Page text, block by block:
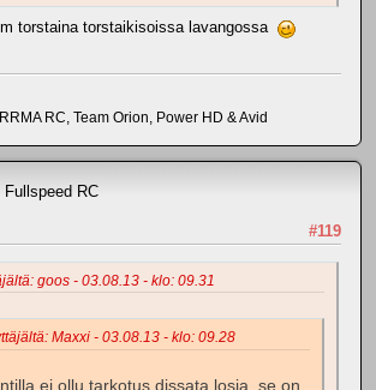
torstaina torstaikisoissa lavangossa
RC, Team Orion, Power HD & Avid
Fullspeed RC
#119
goos - 03.08.13 - klo: 09.31
Maxxi - 03.08.13 - klo: 09.28
ei ollu tarkotus dissata losia, se on